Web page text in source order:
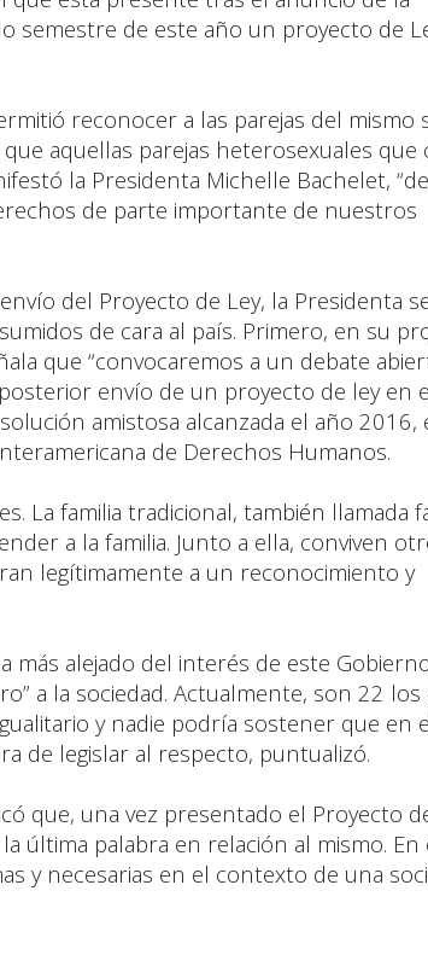
semestre de este año un proyecto de
reconocer a las parejas del mismo
aquellas parejas heterosexuales que
la Presidenta Michelle Bachelet,
de parte importante de nuestros
del Proyecto de Ley, la Presidenta
de cara al país. Primero, en su
que “convocaremos a un debate
envío de un proyecto de ley en
amistosa alcanzada el año 2016,
de Derechos Humanos.
La familia tradicional, también llamada
a la familia. Junto a ella, conviven
legítimamente a un reconocimiento y
alejado del interés de este
a la sociedad. Actualmente, son 22 los
y nadie podría sostener que en
de legislar al respecto, puntualizó.
que, una vez presentado el Proyecto
última palabra en relación al mismo. En
y necesarias en el contexto de una